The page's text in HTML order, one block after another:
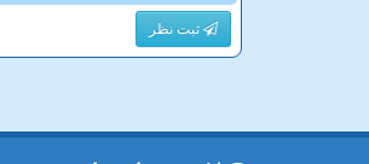
ثبت نظر